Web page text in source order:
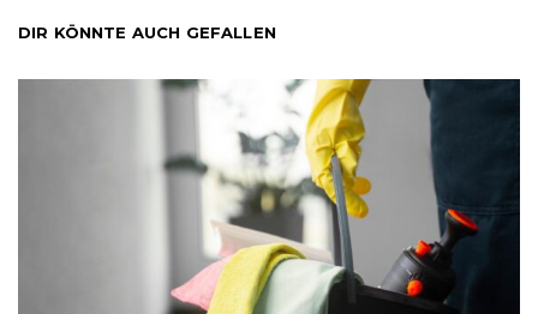
DIR KÖNNTE AUCH GEFALLEN